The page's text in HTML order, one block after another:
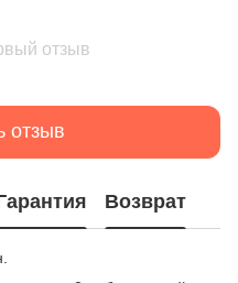
отзыв
отзыв
Возврат